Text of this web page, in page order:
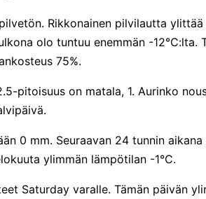
Rikkonainen pilvilautta
olo tuntuu enemmän -12°C:lta.
75%.
pitoisuus on matala, 1. Aurinko
0 mm. Seuraavan 24 tunnin
ylimmän lämpötilan -1°C.
Saturday varalle. Tämän päivän